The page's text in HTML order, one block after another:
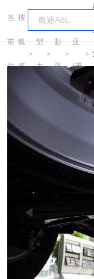
当
前
位
搜
狐
汽
＞
车
型
大
＞
起
亚
＞
亚
(进
口)
＞